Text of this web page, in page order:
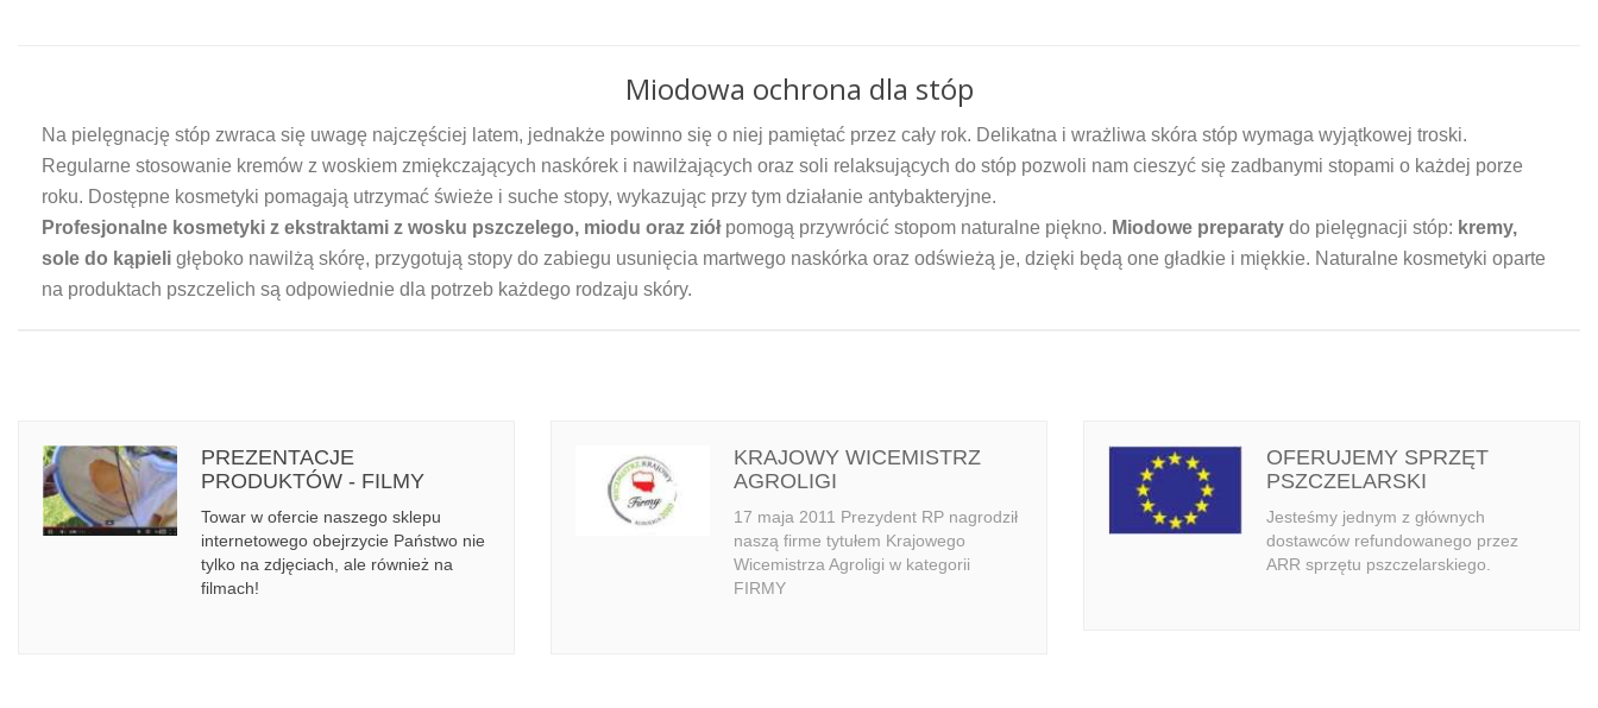
Miodowa ochrona dla stóp
Na pielęgnację stóp zwraca się uwagę najczęściej latem, jednakże powinno się o niej pamiętać przez cały rok. Delikatna i wrażliwa skóra stóp wymaga wyjątkowej troski.
Regularne stosowanie kremów z woskiem zmiękczających naskórek i nawilżających oraz soli relaksujących do stóp pozwoli nam cieszyć się zadbanymi stopami o każdej porze
roku. Dostępne kosmetyki pomagają utrzymać świeże i suche stopy, wykazując przy tym działanie antybakteryjne.
Profesjonalne kosmetyki z ekstraktami z wosku pszczelego, miodu oraz ziółpomogą przywrócić stopom naturalne piękno. Miodowe preparaty do pielęgnacji stóp: kremy,
sole do kąpieli głęboko nawilżą skórę, przygotują stopy do zabiegu usunięcia martwego naskórka oraz odświeżą je, dzięki będą one gładkie i miękkie. Naturalne kosmetyki oparte
na produktach pszczelich są odpowiednie dla potrzeb każdego rodzaju skóry.
PREZENTACJE
PRODUKTÓW - FILMY
Towar w ofercie naszego sklepu
internetowego obejrzycie Państwo nie
tylko na zdjęciach, ale również na
filmach!
KRAJOWY WICEMISTRZ
AGROLIGI
17 maja 2011 Prezydent RP nagrodził
naszą firme tytułem Krajowego
Wicemistrza Agroligi w kategorii
FIRMY
OFERUJEMY SPRZĘT
PSZCZELARSKI
Jesteśmy jednym z głównych
dostawców refundowanego przez
ARR sprzętu pszczelarskiego.